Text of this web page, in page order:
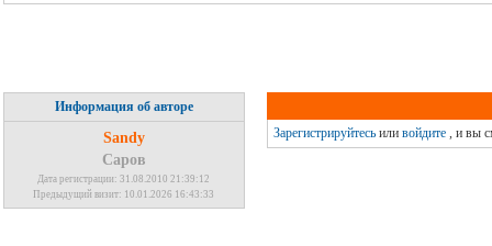
Информация об авторе
Sandy
Саров
Дата регистрации: 31.08.2010 21:39:12
Предыдущий визит: 10.01.2026 16:43:33
Зарегистрируйтесьили войдите, и вы